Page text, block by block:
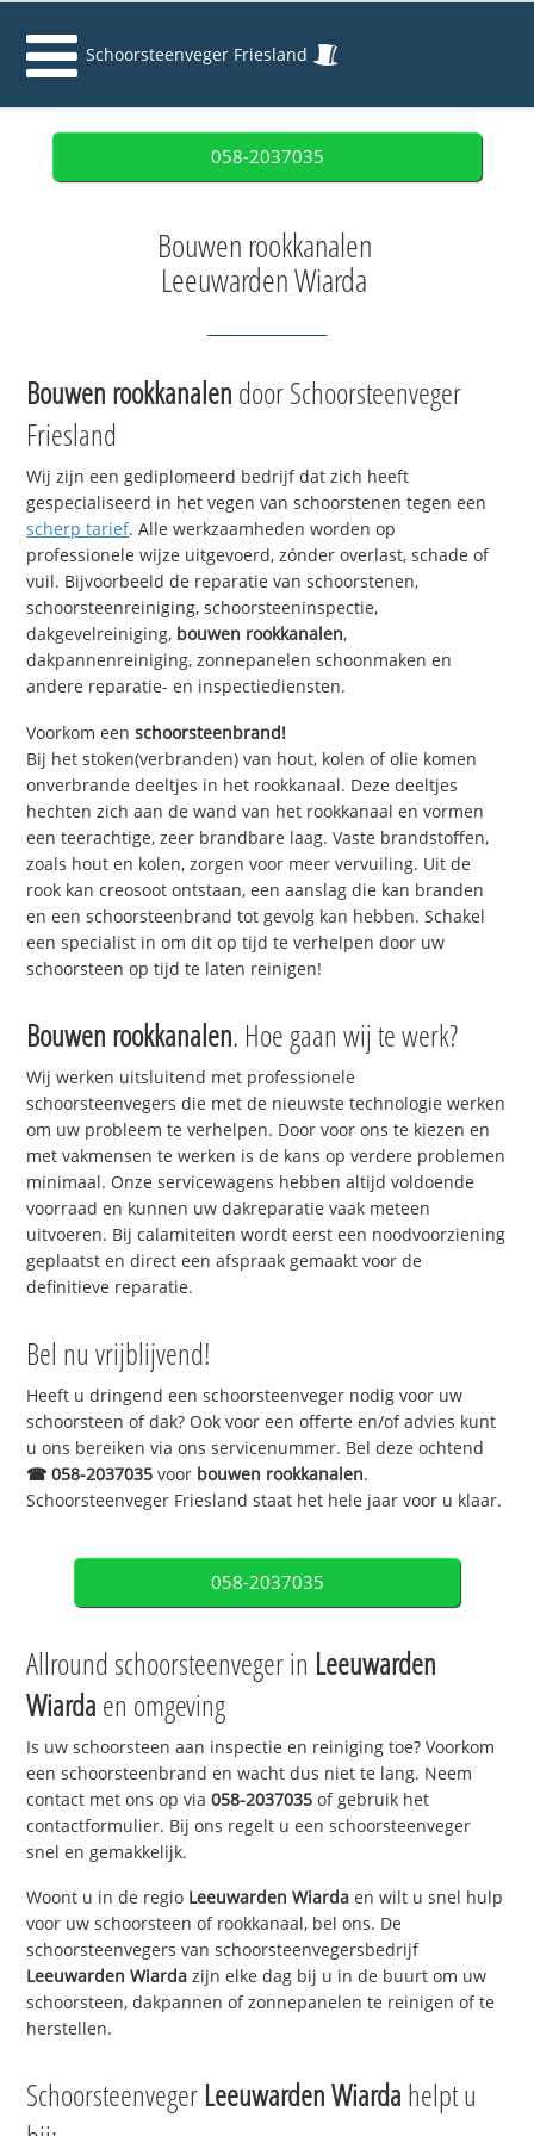
Schoorsteenveger Friesland
058-2037035
Bouwen rookkanalen
Leeuwarden Wiarda
Bouwen rookkanalen door Schoorsteenveger
Friesland
Wij zijn een gediplomeerd bedrijf dat zich heeft
gespecialiseerd in het vegen van schoorstenen tegen een
scherp tarief. Alle werkzaamheden worden op
professionele wijze uitgevoerd, zónder overlast, schade of
vuil. Bijvoorbeeld de reparatie van schoorstenen,
schoorsteenreiniging, schoorsteeninspectie,
dakgevelreiniging, bouwen rookkanalen,
dakpannenreiniging, zonnepanelen schoonmaken en
andere reparatie- en inspectiediensten.
Voorkom eenschoorsteenbrand!
Bij het stoken(verbranden) van hout, kolen of olie komen
onverbrande deeltjes in het rookkanaal. Deze deeltjes
hechten zich aan de wand van het rookkanaal en vormen
een teerachtige, zeer brandbare laag. Vaste brandstoffen,
zoals hout en kolen, zorgen voor meer vervuiling. Uit de
rook kan creosoot ontstaan, een aanslag die kan branden
en een schoorsteenbrand tot gevolg kan hebben. Schakel
een specialist in om dit op tijd te verhelpen door uw
schoorsteen op tijd te laten reinigen!
Bouwen rookkanalen. Hoe gaan wij te werk?
Wij werken uitsluitend met professionele
schoorsteenvegers die met de nieuwste technologie werken
om uw probleem te verhelpen. Door voor ons te kiezen en
met vakmensen te werken is de kans op verdere problemen
minimaal. Onze servicewagens hebben altijd voldoende
voorraad en kunnen uw dakreparatie vaak meteen
uitvoeren. Bij calamiteiten wordt eerst een noodvoorziening
geplaatst en direct een afspraak gemaakt voor de
definitieve reparatie.
Bel nu vrijblijvend!
Heeft u dringend een schoorsteenveger nodig voor uw
schoorsteen of dak? Ook voor een offerte en/of advies kunt
u ons bereiken via ons servicenummer. Bel deze ochtend
☎058-2037035 voor bouwen rookkanalen.
Schoorsteenveger Friesland staat het hele jaar voor u klaar.
058-2037035
Allround schoorsteenveger in Leeuwarden
Wiarda en omgeving
Is uw schoorsteen aan inspectie en reiniging toe? Voorkom
een schoorsteenbrand en wacht dus niet te lang. Neem
contact met ons op via058-2037035 of gebruik het
contactformulier. Bij ons regelt u een schoorsteenveger
snel en gemakkelijk.
Woont u in de regio Leeuwarden Wiarda en wilt u snel hulp
voor uw schoorsteen of rookkanaal, bel ons. De
schoorsteenvegers van schoorsteenvegersbedrijf
Leeuwarden Wiarda zijn elke dag bij u in de buurt om uw
schoorsteen, dakpannen of zonnepanelen te reinigen of te
herstellen.
Schoorsteenveger Leeuwarden Wiarda helpt u